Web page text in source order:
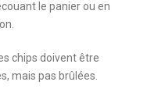
le panier ou en
chips doivent être
mais pas brûlées.